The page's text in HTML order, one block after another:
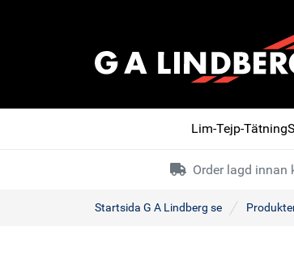
Lim-Tejp-Tätning
Order lagd innan
Startsida G A Lindberg se